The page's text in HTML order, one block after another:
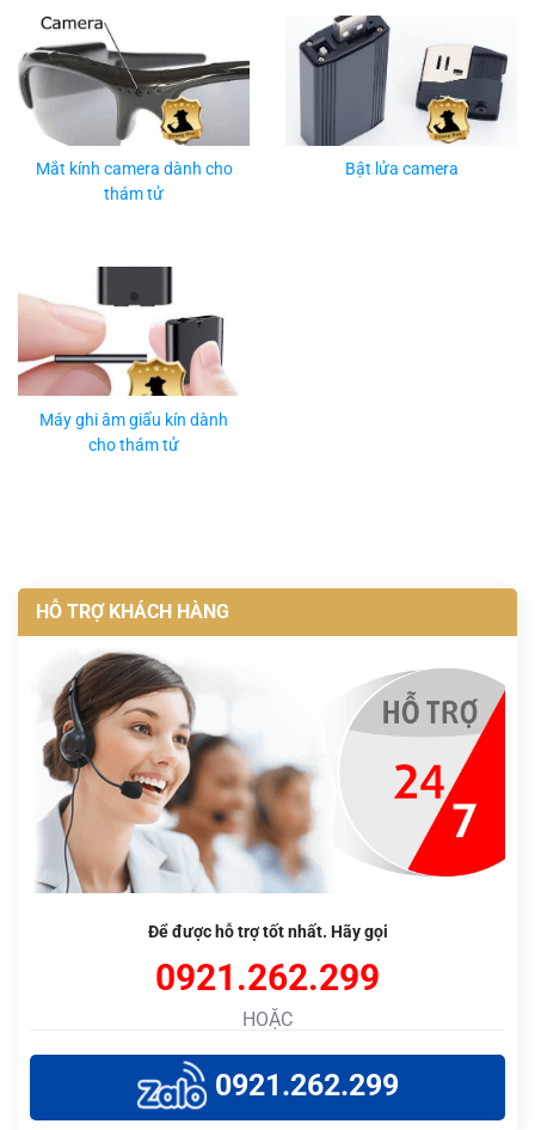
Mắt kính camera dành cho
thám tử
Bật lửa camera
Máy ghi âm giấu kín dành
cho thám tử
HỖ TRỢ KHÁCH HÀNG
Để được hỗ trợ tốt nhất. Hãy gọi
0921.262.299
HOẶC
0921.262.299